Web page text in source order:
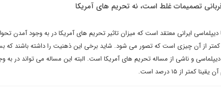
تصمیمات غلط است، نه تحریم های‌ آمریکا
ایرانی معتقد است که میزان تاثیر تحریم های آمریکا در به وجود آمدن
از آن چیزی است که تصور می شود. شاید برخی این ذهنیت را داشته باشند که
۹۷ از جانب دیپلماسی و ناشی از مساله تحریم های‌ آمریکا است. البته این مساله می تواند در
از ۱۵ درصد است.